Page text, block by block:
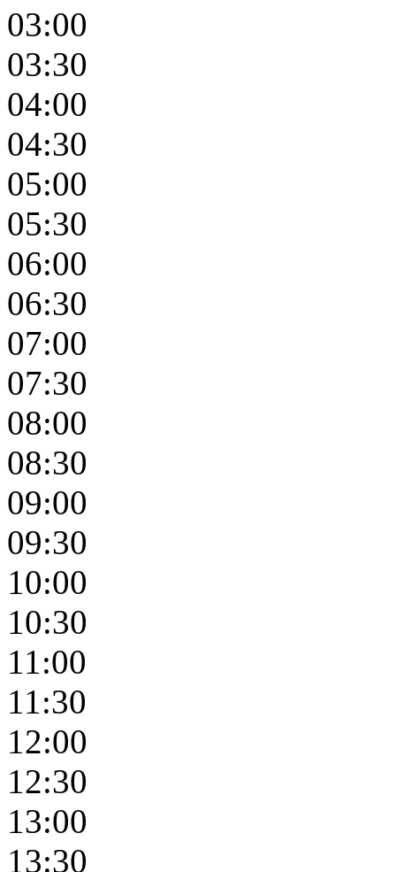
03:00
03:30
04:00
04:30
05:00
05:30
06:00
06:30
07:00
07:30
08:00
08:30
09:00
09:30
10:00
10:30
11:00
11:30
12:00
12:30
13:00
13:30